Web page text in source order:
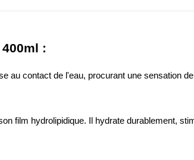
:
au contact de l'eau, procurant une sensation
film hydrolipidique. Il hydrate durablement,